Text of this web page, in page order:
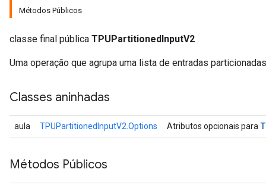
Métodos Públicos
classe final pública TPUPartitionedInputV2
Uma operação que agrupa uma lista de entradas
Classes aninhadas
aula TPUPartitionedInputV2.Options Atributos opcionais para
Métodos Públicos